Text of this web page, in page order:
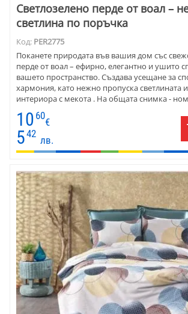
Светлозелено перде от воал –
светлина по поръчка
Код: PER2775
Поканете природата във вашия дом със
перде от воал – ефирно, елегантно и ушито
вашето пространство. Създава усещане за
хармония, като нежно пропуска светлината
интериора с мекота . На общата снимка -
10 60
€
542
лв.